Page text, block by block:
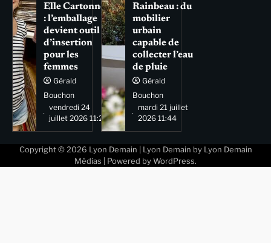
Elle Cartonne
: l’emballage
devient outil
d’insertion
pour les
femmes
Gérald
Bouchon
vendredi 24
juillet 2026 11:29
Rainbeau : du
mobilier
urbain
capable de
collecter l’eau
de pluie
Gérald
Bouchon
mardi 21 juillet
2026 11:44
Copyright © 2026 Lyon Demain | Lyon Demain by Lyon Demain
Médias | Powered by WordPress.